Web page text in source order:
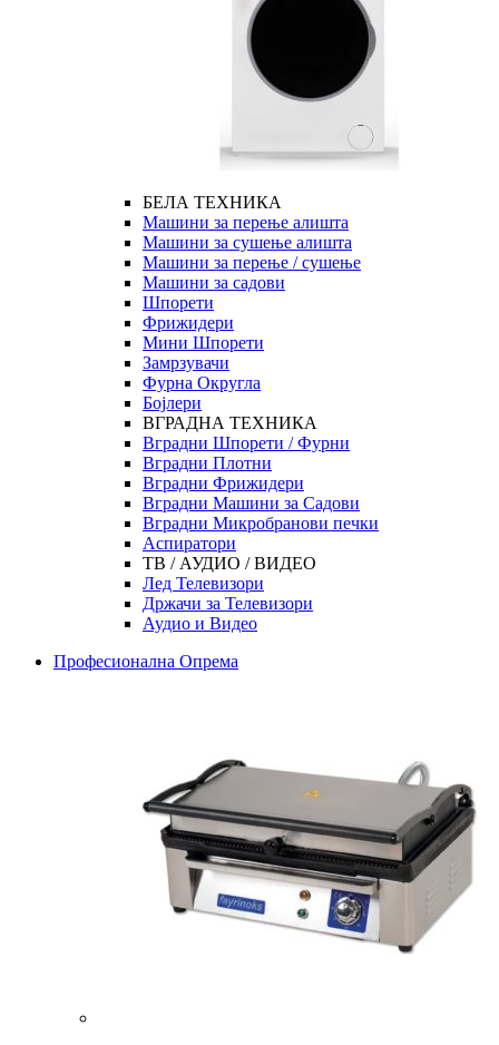
БЕЛА ТЕХНИКА
Машини за перење алишта
Машини за сушење алишта
Машини за перење / сушење
Машини за садови
Шпорети
Фрижидери
Мини Шпорети
Замрзувачи
Фурна Округла
Бојлери
ВГРАДНА ТЕХНИКА
Вградни Шпорети / Фурни
Вградни Плотни
Вградни Фрижидери
Вградни Машини за Садови
Вградни Микробранови печки
Аспиратори
ТВ / АУДИО / ВИДЕО
Лед Телевизори
Држачи за Телевизори
Аудио и Видео
Професионална Опрема